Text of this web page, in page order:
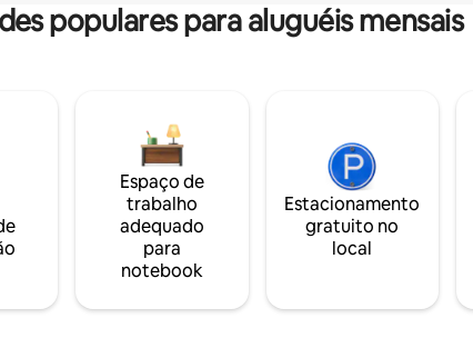
populares para aluguéis mensais
Espaço de
trabalho
adequado
para
notebook
Estacionamento
gratuito no
local